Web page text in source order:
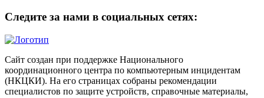
Следите за нами в социальных сетях:
Сайт создан при поддержке Национального
координационного центра по компьютерным инцидентам
(НКЦКИ). На его страницах собраны рекомендации
специалистов по защите устройств, справочные материалы,